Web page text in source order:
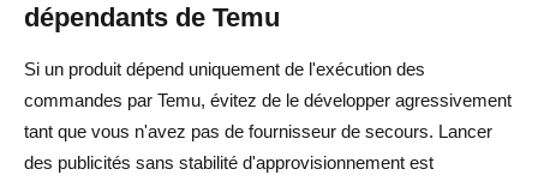
dépendants de Temu
Si un produit dépend uniquement de l'exécution des
commandes par Temu, évitez de le développer agressivement
tant que vous n'avez pas de fournisseur de secours. Lancer
des publicités sans stabilité d'approvisionnement est